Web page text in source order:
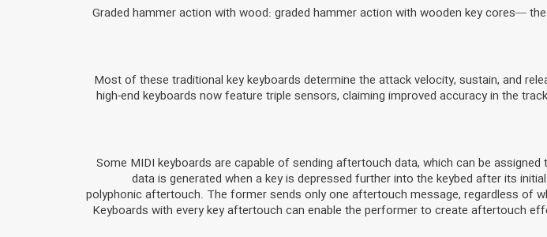
Graded hammer action with wood: graded hammer action with wooden key cores—
Most of these traditional key keyboards determine the attack velocity, sustain, and
high-end keyboards now feature triple sensors, claiming improved accuracy in the
Some MIDI keyboards are capable of sending aftertouch data, which can be
data is generated when a key is depressed further into the keybed after its
polyphonic aftertouch. The former sends only one aftertouch message, regardless of
Keyboards with every key aftertouch can enable the performer to create aftertouch